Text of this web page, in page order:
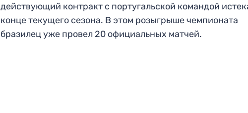
действующий контракт с португальской командой
конце текущего сезона. В этом розыгрыше чемпионата
бразилец уже провел 20 официальных матчей.